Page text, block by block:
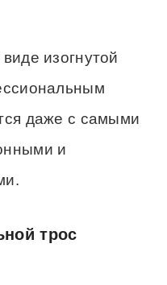
изогнутой
даже с самыми
и
трос